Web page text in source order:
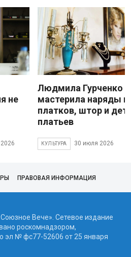
не
Людмила Гурченко
мастерила наряды
платков, штор и
платьев
КУЛЬТУРА 30 июля 2026
ПРАВОВАЯ ИНФОРМАЦИЯ
Вече». Сетевое издание
роскомнадзором,
эл № фc77-52606 от 25 января